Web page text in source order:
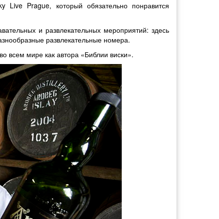
Prague, который обязательно понравится
и развлекательных мероприятий: здесь
развлекательные номера.
всем мире как автора «Библии виски».